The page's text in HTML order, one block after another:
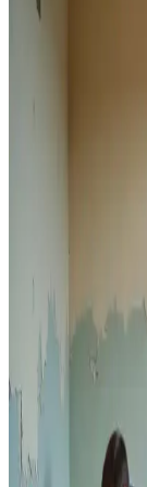
Ev iç mekan
hazırlık, temizlik
Mobilyalı ve halılı
Garaj
ve dayanıklı
Betek Boya
Betek Boya,
sektöründe öne
sürdürülebilirlik
Banyo Seramik
Boyamanın
Edilmesi